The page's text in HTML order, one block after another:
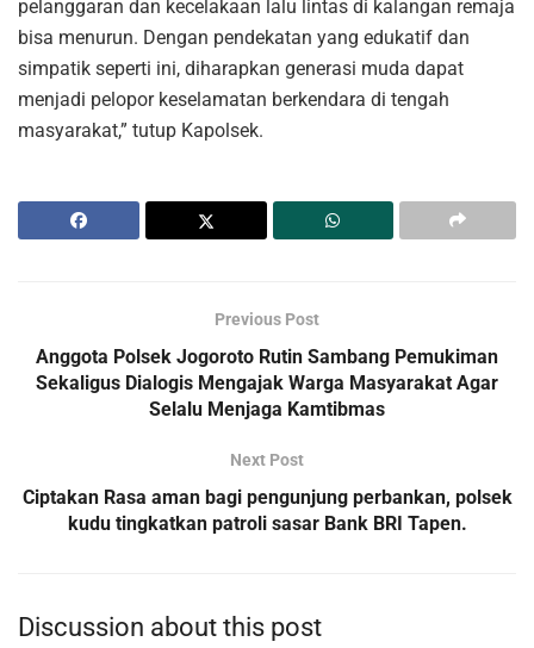
pelanggaran dan kecelakaan lalu lintas di kalangan remaja
bisa menurun. Dengan pendekatan yang edukatif dan
simpatik seperti ini, diharapkan generasi muda dapat
menjadi pelopor keselamatan berkendara di tengah
masyarakat,” tutup Kapolsek.
Previous Post
Anggota Polsek Jogoroto Rutin Sambang Pemukiman
Sekaligus Dialogis Mengajak Warga Masyarakat Agar
Selalu Menjaga Kamtibmas
Next Post
Ciptakan Rasa aman bagi pengunjung perbankan, polsek
kudu tingkatkan patroli sasar Bank BRI Tapen.
Discussion about this post